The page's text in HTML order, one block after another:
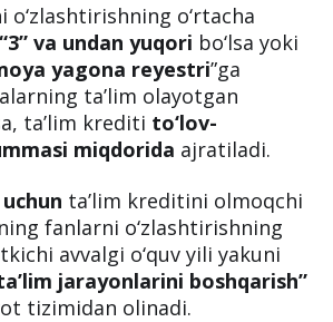
o‘zlashtirishning o‘rtacha
“3” va undan yuqori bo‘lsa yoki
yagona reyestri”ga
ta’lim olayotgan
ta’lim krediti to‘lov-
miqdorida ajratiladi.
ta’lim kreditini olmoqchi
fanlarni o‘zlashtirishning
avvalgi o‘quv yili yakuni
jarayonlarini boshqarish”
tizimidan olinadi.